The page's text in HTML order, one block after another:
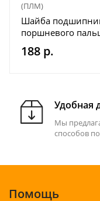
(ПЛМ)
Шайба
поршневого
Marine Rocket (30F-
01.04.00.29)
188 р.
Удобная
Мы
способов
Помощь